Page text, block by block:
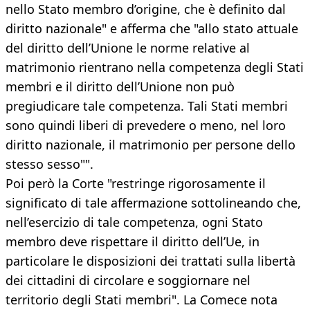
nello Stato membro d’origine, che è definito dal
diritto nazionale" e afferma che "allo stato attuale
del diritto dell’Unione le norme relative al
matrimonio rientrano nella competenza degli Stati
membri e il diritto dell’Unione non può
pregiudicare tale competenza. Tali Stati membri
sono quindi liberi di prevedere o meno, nel loro
diritto nazionale, il matrimonio per persone dello
stesso sesso"".
Poi però la Corte "restringe rigorosamente il
significato di tale affermazione sottolineando che,
nell’esercizio di tale competenza, ogni Stato
membro deve rispettare il diritto dell’Ue, in
particolare le disposizioni dei trattati sulla libertà
dei cittadini di circolare e soggiornare nel
territorio degli Stati membri". La Comece nota